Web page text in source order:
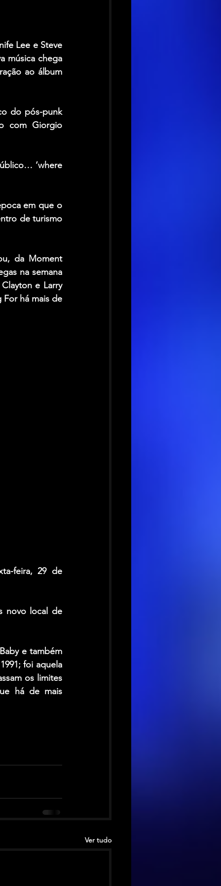
Lee e Steve
música chega
ao álbum
do pós-punk
com Giorgio
‘where
em que o
de turismo
da Moment
na semana
e Larry
For há mais de
feira, 29 de
novo local de
e também
foi aquela
os limites
há de mais
Ver tudo